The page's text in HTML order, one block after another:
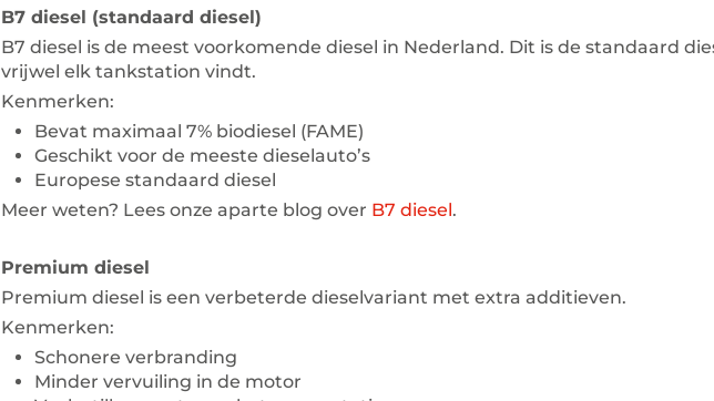
B7 diesel (standaard diesel)
B7 diesel is de meest voorkomende diesel in Nederland. Dit is de standaard
vrijwel elk tankstation vindt.
Kenmerken:
Bevat maximaal 7% biodiesel (FAME)
Geschikt voor de meeste dieselauto’s
Europese standaard diesel
Meer weten? Lees onze aparte blog over B7 diesel.
Premium diesel
Premium diesel is een verbeterde dieselvariant met extra additieven.
Kenmerken:
Schonere verbranding
Minder vervuiling in de motor